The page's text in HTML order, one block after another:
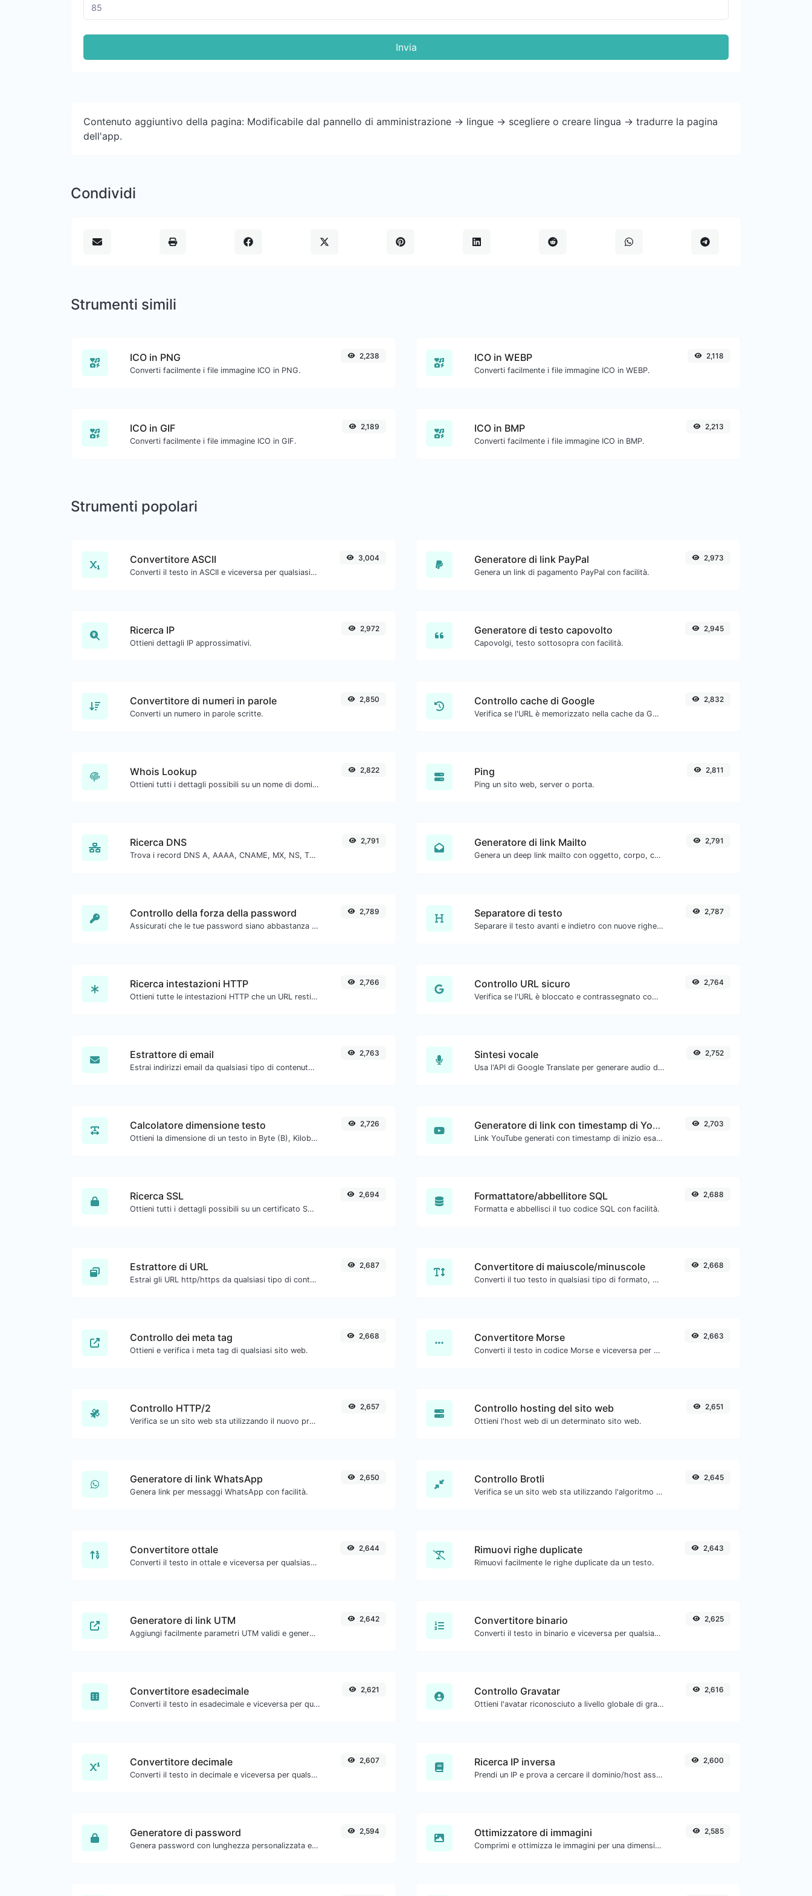
Invia
Contenuto aggiuntivo della pagina: Modificabile dal pannello di amministrazione -> lingue -> scegliere o creare lingua -> tradurre la pagina
dell'app.
Condividi
Strumenti simili
ICO in PNG
Converti facilmente i file immagine ICO in PNG.
2,238 ICO in WEBP
Converti facilmente i file immagine ICO in WEBP.
2,118
ICO in GIF
Converti facilmente i file immagine ICO in GIF.
2,189 ICO in BMP
Converti facilmente i file immagine ICO in BMP.
2,213
Strumenti popolari
Convertitore ASCII
Converti il testo in ASCII e viceversa per qualsiasi input di stringa.
3,004 Generatore di link PayPal
Genera un link di pagamento PayPal con facilità.
2,973
Ricerca IP
Ottieni dettagli IP approssimativi.
2,972 Generatore di testo capovolto
Capovolgi, testo sottosopra con facilità.
2,945
Convertitore di numeri in parole
Converti un numero in parole scritte.
2,850 Controllo cache di Google
Verifica se l'URL è memorizzato nella cache da Google.
2,832
Whois Lookup
Ottieni tutti i dettagli possibili su un nome di dominio.
2,822 Ping
Ping un sito web, server o porta.
2,811
Ricerca DNS
Trova i record DNS A, AAAA, CNAME, MX, NS, TXT, SOA di un host.
2,791 Generatore di link Mailto
Genera un deep link mailto con oggetto, corpo, cc, bcc e ottieni anche il codice HTML.
2,791
Controllo della forza della password
Assicurati che le tue password siano abbastanza sicure.
2,789 Separatore di testo
Separare il testo avanti e indietro con nuove righe, virgole, punti... ecc.
2,787
Ricerca intestazioni HTTP
Ottieni tutte le intestazioni HTTP che un URL restituisce per una tipica richiesta GET.
2,766 Controllo URL sicuro
Verifica se l'URL è bloccato e contrassegnato come sicuro/non sicuro da Google.
2,764
Estrattore di email
Estrai indirizzi email da qualsiasi tipo di contenuto testuale.
2,763 Sintesi vocale
Usa l'API di Google Translate per generare audio di sintesi vocale.
2,752
Calcolatore dimensione testo
Ottieni la dimensione di un testo in Byte (B), Kilobyte (KB) o Megabyte (MB).
2,726 Generatore di link con timestamp di YouTube
Link YouTube generati con timestamp di inizio esatto, utili per gli utenti mobili.
2,703
Ricerca SSL
Ottieni tutti i dettagli possibili su un certificato SSL.
2,694 Formattatore/abbellitore SQL
Formatta e abbellisci il tuo codice SQL con facilità.
2,688
Estrattore di URL
Estrai gli URL http/https da qualsiasi tipo di contenuto testuale.
2,687 Convertitore di maiuscole/minuscole
Converti il tuo testo in qualsiasi tipo di formato, come minuscolo, MAIUSCOLO, camelCase...etc.
2,668
Controllo dei meta tag
Ottieni e verifica i meta tag di qualsiasi sito web.
2,668 Convertitore Morse
Converti il testo in codice Morse e viceversa per qualsiasi stringa di input.
2,663
Controllo HTTP/2
Verifica se un sito web sta utilizzando il nuovo protocollo HTTP/2.
2,657 Controllo hosting del sito web
Ottieni l'host web di un determinato sito web.
2,651
Generatore di link WhatsApp
Genera link per messaggi WhatsApp con facilità.
2,650 Controllo Brotli
Verifica se un sito web sta utilizzando l'algoritmo di compressione Brotli.
2,645
Convertitore ottale
Converti il testo in ottale e viceversa per qualsiasi input di stringa.
2,644 Rimuovi righe duplicate
Rimuovi facilmente le righe duplicate da un testo.
2,643
Generatore di link UTM
Aggiungi facilmente parametri UTM validi e genera un link tracciabile UTM.
2,642 Convertitore binario
Converti il testo in binario e viceversa per qualsiasi input di stringa.
2,625
Convertitore esadecimale
Converti il testo in esadecimale e viceversa per qualsiasi input di stringa.
2,621 Controllo Gravatar
Ottieni l'avatar riconosciuto a livello globale di gravatar.com per qualsiasi email.
2,616
Convertitore decimale
Converti il testo in decimale e viceversa per qualsiasi input di stringa.
2,607 Ricerca IP inversa
Prendi un IP e prova a cercare il dominio/host associato.
2,600
Generatore di password
Genera password con lunghezza personalizzata e impostazioni personalizzate.
2,594 Ottimizzatore di immagini
Comprimi e ottimizza le immagini per una dimensione più piccola ma mantenendo alta qualità.
2,585